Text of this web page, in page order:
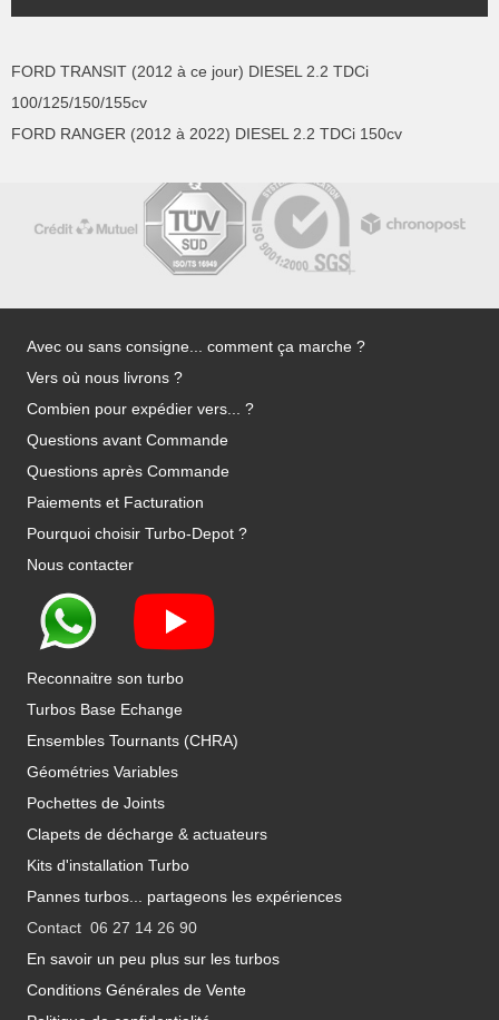
FORD TRANSIT (2012 à ce jour) DIESEL 2.2 TDCi
100/125/150/155cv
FORD RANGER (2012 à 2022) DIESEL 2.2 TDCi 150cv
Avec ou sans consigne... comment ça marche ?
Vers où nous livrons ?
Combien pour expédier vers... ?
Questions avant Commande
Questions après Commande
Paiements et Facturation
Pourquoi choisir Turbo-Depot ?
Nous contacter
Reconnaitre son turbo
Turbos Base Echange
Ensembles Tournants (CHRA)
Géométries Variables
Pochettes de Joints
Clapets de décharge & actuateurs
Kits d'installation Turbo
Pannes turbos... partageons les expériences
Contact 06 27 14 26 90
En savoir un peu plus sur les turbos
Conditions Générales de Vente